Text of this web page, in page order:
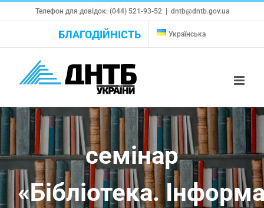
to
Телефон для довідок: (044) 521-93-52 dntb@dntb.gov.ua
БЛАГОДІЙНІСТЬ Українська
семінар
«Бібліотека.